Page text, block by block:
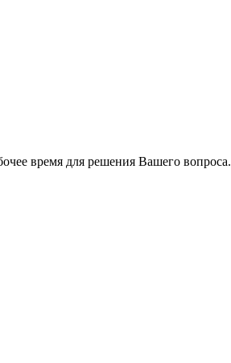
время для решения Вашего вопроса.